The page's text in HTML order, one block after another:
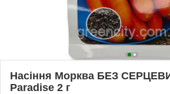
Насіння Морква БЕЗ
Paradise 2 г